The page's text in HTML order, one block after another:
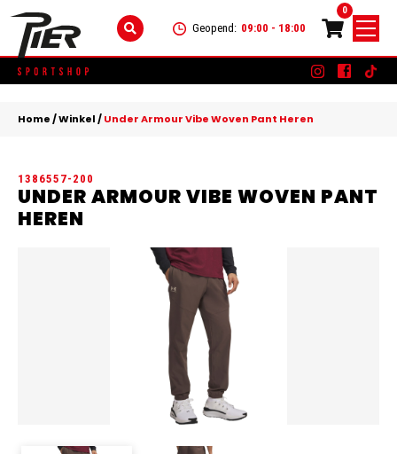
Geopend: 09:00 - 18:00
0
Skip
to
SCHOENEN
ACCESSOIRES
KLEDING
SCHOENEN
KINDEREN
KLEDING
+
Home/Winkel/Under Armour Vibe Woven Pant Heren
1386557-200
UNDER ARMOUR VIBE WOVEN PANT
HEREN